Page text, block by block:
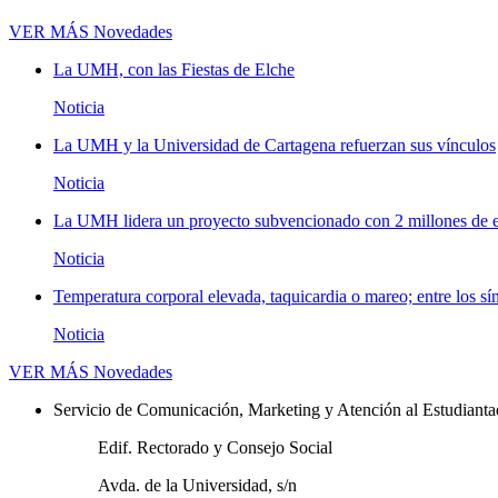
VER MÁS Novedades
La UMH, con las Fiestas de Elche
Noticia
La UMH y la Universidad de Cartagena refuerzan sus vínculos
Noticia
La UMH lidera un proyecto subvencionado con 2 millones de
Noticia
Temperatura corporal elevada, taquicardia o mareo; entre los
Noticia
VER MÁS Novedades
Servicio de Comunicación, Marketing y Atención al
Edif. Rectorado y Consejo Social
Avda. de la Universidad, s/n